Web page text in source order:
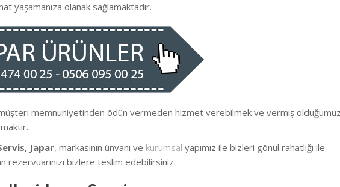
yaşamanıza olanak sağlamaktadır.
memnuniyetinden ödün vermeden hizmet verebilmek ve vermiş olduğumuz
Japar, markasının ünvanı ve kurumsal yapımız ile bizleri gönül rahatlığı ile
rezervuarınızı bizlere teslim edebilirsiniz.